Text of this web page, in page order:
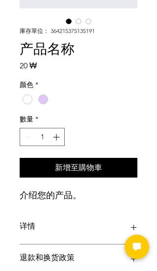
庫存單位： 364215375135191
产品名称
20 ₩價
颜色 *
數量 *
新增至購物車
介绍您的产品。
详情
输入产品详情。详细实用的描述，包括
产品尺寸、材质和保养说明，能增强您
退款和换货政策